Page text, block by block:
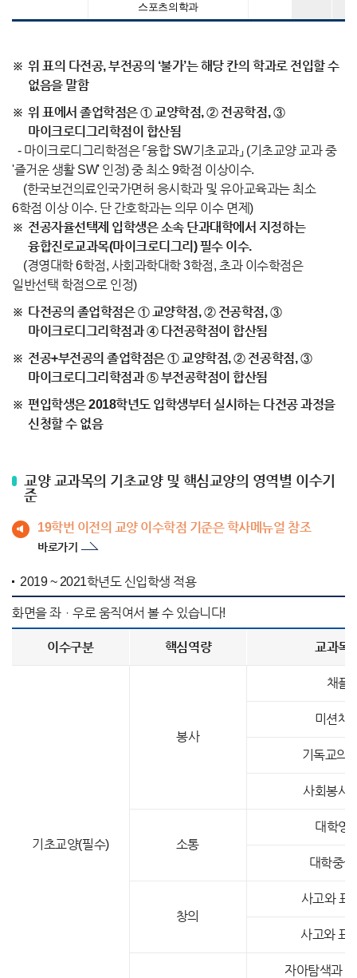
스포츠의학과
위 표의 다전공, 부전공의 ‘불가’는 해당 칸의 학과로 전입할 수
없음을 말함
위 표에서 졸업학점은 ① 교양학점, ② 전공학점, ③
마이크로디그리학점이 합산됨
- 마이크로디그리학점은 「융합 SW기초교과」 (기초교양 교과 중
'즐거운 생활 SW' 인정) 중 최소 9학점 이상이수.
(한국보건의료인국가면허 응시학과 및 유아교육과는 최소
6학점 이상 이수. 단 간호학과는 의무 이수 면제)
전공자율선택제 입학생은 소속 단과대학에서 지정하는
융합진로교과목(마이크로디그리) 필수 이수.
(경영대학 6학점, 사회과학대학 3학점, 초과 이수학점은
일반선택 학점으로 인정)
다전공의 졸업학점은 ① 교양학점, ② 전공학점, ③
마이크로디그리학점과 ④ 다전공학점이 합산됨
전공+부전공의 졸업학점은 ① 교양학점, ② 전공학점, ③
마이크로디그리학점과 ⑤ 부전공학점이 합산됨
편입학생은 2018학년도 입학생부터 실시하는 다전공 과정을
신청할 수 없음
교양 교과목의 기초교양 및 핵심교양의 영역별 이수기
준
19학번 이전의 교양 이수학점 기준은 학사메뉴얼 참조
바로가기
2019 ~ 2021학년도 신입학생 적용
이수구분 핵심역량 교과목
기초교양(필수)
봉사
채플
미션채
기독교의
사회봉사
소통
대학영
대학중
창의
사고와 표
사고와 표
자아탐색과